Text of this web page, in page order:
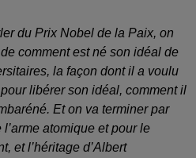
du Prix Nobel de la Paix, on
comment est né son idéal de
la façon dont il a voulu
libérer son idéal, comment il
Et on va terminer par
atomique et pour le
et l’héritage d’Albert